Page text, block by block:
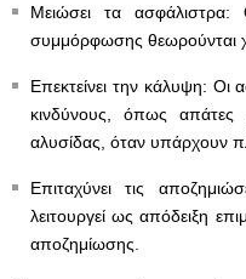
Μειώσει τα ασφάλιστρα:
συμμόρφωσης θεωρούνται
Επεκτείνει την κάλυψη: Οι
κινδύνους, όπως απάτες
αλυσίδας, όταν υπάρχουν
Επιταχύνει τις
λειτουργεί ως απόδειξη
αποζημίωσης.